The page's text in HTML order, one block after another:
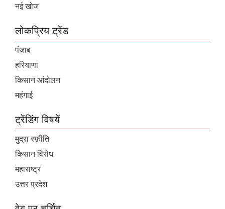
पंजाब
हरियाणा
किसान आंदोलन
महंगाई
मुद्रा स्फ़ीति
किसान विरोध
महाराष्ट्र
उत्तर प्रदेश